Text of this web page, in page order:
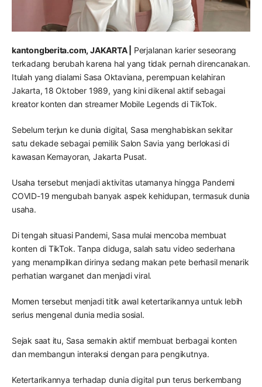
kantongberita.com, JAKARTA |
Perjalanan karier seseorang
terkadang berubah karena hal yang tidak pernah direncanakan.
Itulah yang dialami Sasa Oktaviana, perempuan kelahiran
Jakarta, 18 Oktober 1989, yang kini dikenal aktif sebagai
kreator konten dan streamer Mobile Legends di TikTok.
Sebelum terjun ke dunia digital, Sasa menghabiskan sekitar
satu dekade sebagai pemilik Salon Savia yang berlokasi di
kawasan Kemayoran, Jakarta Pusat.
Usaha tersebut menjadi aktivitas utamanya hingga Pandemi
COVID-19 mengubah banyak aspek kehidupan, termasuk dunia
usaha.
Di tengah situasi Pandemi, Sasa mulai mencoba membuat
konten di TikTok. Tanpa diduga, salah satu video sederhana
yang menampilkan dirinya sedang makan pete berhasil menarik
perhatian warganet dan menjadi viral.
Momen tersebut menjadi titik awal ketertarikannya untuk lebih
serius mengenal dunia media sosial.
Sejak saat itu, Sasa semakin aktif membuat berbagai konten
dan membangun interaksi dengan para pengikutnya.
Ketertarikannya terhadap dunia digital pun terus berkembang